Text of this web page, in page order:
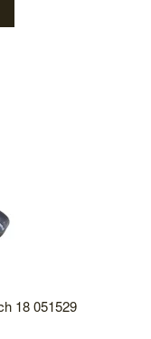
18 051529